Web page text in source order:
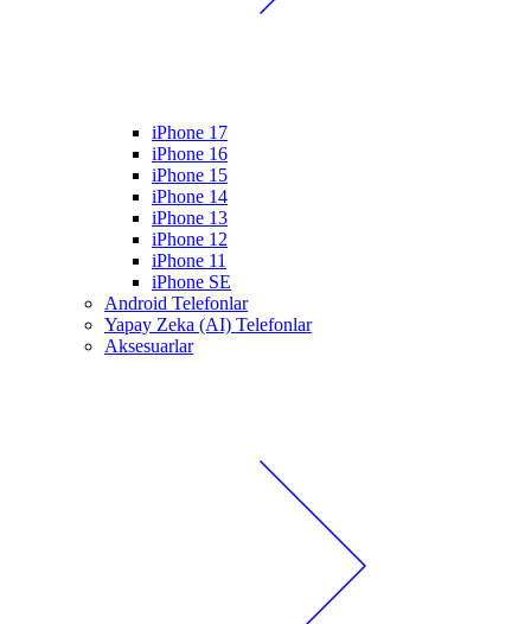
iPhone 17
iPhone 16
iPhone 15
iPhone 14
iPhone 13
iPhone 12
iPhone 11
iPhone SE
Android Telefonlar
Yapay Zeka (AI) Telefonlar
Aksesuarlar